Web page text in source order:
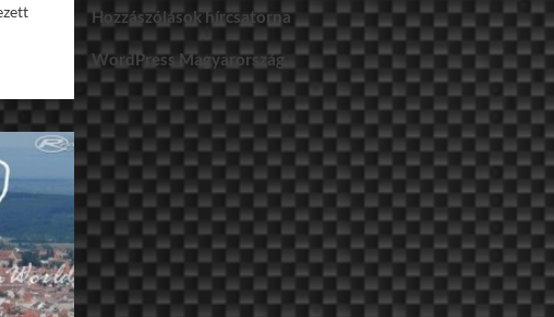
Hozzászólások hírcsatorna
WordPress Magyarország